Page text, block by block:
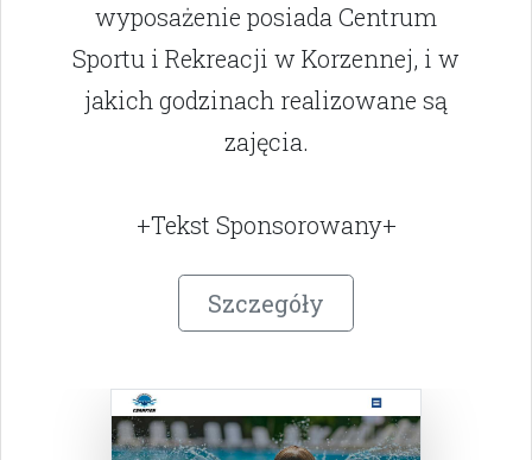
wyposażenie posiada Centrum
Sportu i Rekreacji w Korzennej, i w
jakich godzinach realizowane są
zajęcia.
+Tekst Sponsorowany+
Szczegóły